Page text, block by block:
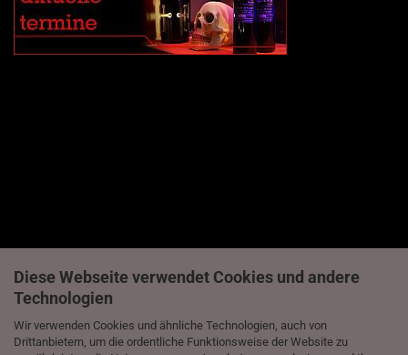
Diese Webseite verwendet Cookies und andere
Technologien
Wir verwenden Cookies und ähnliche Technologien, auch von
Drittanbietern, um die ordentliche Funktionsweise der Website zu